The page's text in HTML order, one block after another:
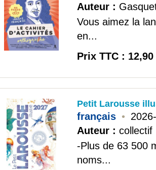
Auteur :
Vous aimez la
en...
Prix TTC : 12,90
Petit Larousse
français •
Auteur : collectif
-Plus de 63 500
noms...